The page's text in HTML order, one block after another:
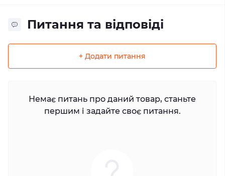
Питання та відповіді
+ Додати питання
Немає питань про даний товар, станьте
першим і задайте своє питання.